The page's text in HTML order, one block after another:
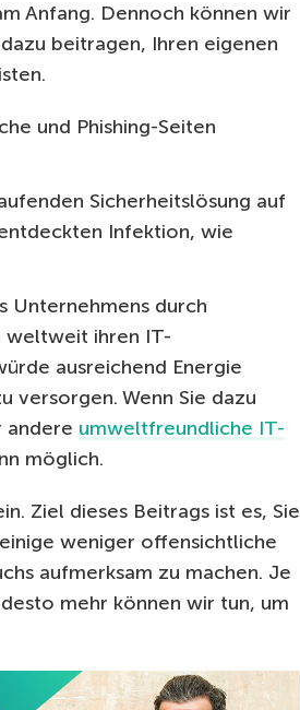
Anfang. Dennoch können wir
beitragen, Ihren eigenen
und Phishing-Seiten
Sicherheitslösung auf
Infektion, wie
Unternehmens durch
weltweit ihren IT-
ausreichend Energie
versorgen. Wenn Sie dazu
andere umweltfreundliche IT-
möglich.
Ziel dieses Beitrags ist es, Sie
weniger offensichtliche
aufmerksam zu machen. Je
mehr können wir tun, um